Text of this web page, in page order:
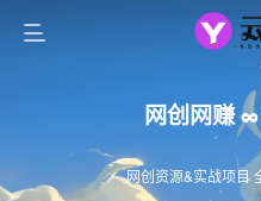
网创网赚
网创资源&实战项目